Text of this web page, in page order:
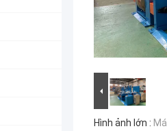
Hình ảnh lớn :